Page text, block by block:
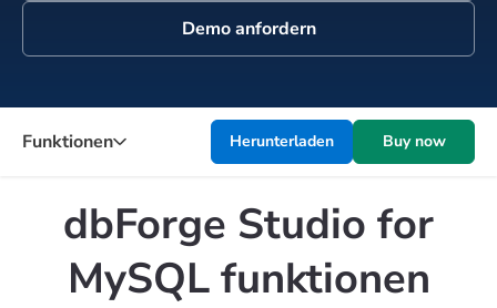
Demo anfordern
Funktionen Herunterladen Buy now
dbForge Studio for
MySQL funktionen